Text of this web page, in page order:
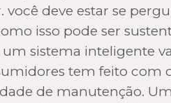
você deve estar se
isso pode ser
sistema inteligente
tem feito com
de manutenção.